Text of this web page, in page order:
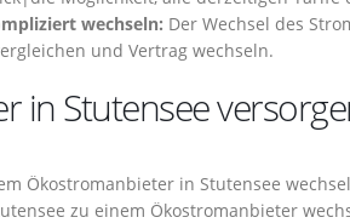
wechseln: Der Wechsel des
und Vertrag wechseln.
in Stutensee
Ökostromanbieter in Stutensee
zu einem Ökostromanbieter